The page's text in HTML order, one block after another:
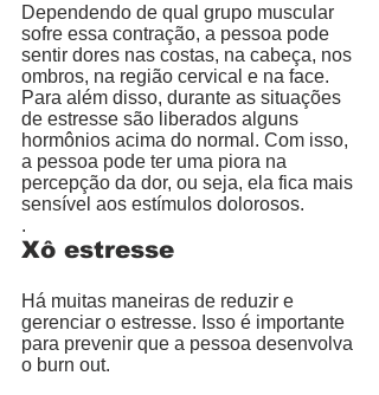
Dependendo de qual grupo muscular
sofre essa contração, a pessoa pode
sentir dores nas costas, na cabeça, nos
ombros, na região cervical e na face.
Para além disso, durante as situações
de estresse são liberados alguns
hormônios acima do normal. Com isso,
a pessoa pode ter uma piora na
percepção da dor, ou seja, ela fica mais
sensível aos estímulos dolorosos.
.
Xô estresse
Há muitas maneiras de reduzir e
gerenciar o estresse. Isso é importante
para prevenir que a pessoa desenvolva
o burn out.